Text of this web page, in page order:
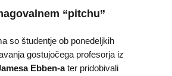
“pitchu”
so študentje ob ponedeljkih
gostujočega profesorja iz
Ebben-ater pridobivali